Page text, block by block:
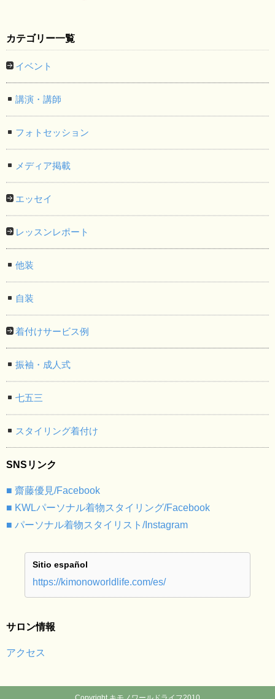
カテゴリー一覧
イベント
講演・講師
フォトセッション
メディア掲載
エッセイ
レッスンレポート
他装
自装
着付けサービス例
振袖・成人式
七五三
スタイリング着付け
SNSリンク
■ 齋藤優見/Facebook
■ KWLパーソナル着物スタイリング/Facebook
■ パーソナル着物スタイリスト/Instagram
Sitio español
https://kimonoworldlife.com/es/
サロン情報
アクセス